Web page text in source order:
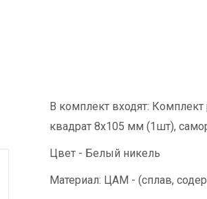
В комплект входят:
квадрат 8x105 мм (1шт),
Цвет - Белый никель
Материал: ЦАМ - (сплав,